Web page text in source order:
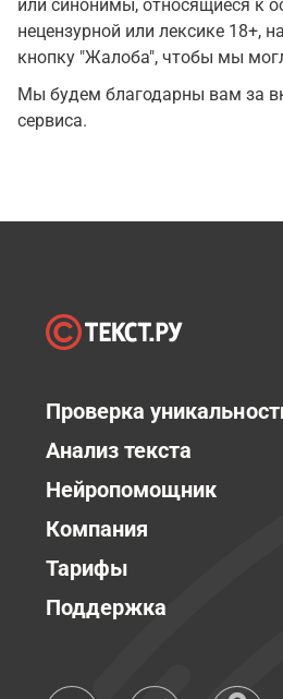
или синонимы, относящиеся к
нецензурной или лексике 18+,
кнопку "Жалоба", чтобы мы
Мы будем благодарны вам за
сервиса.
Проверка
Анализ текста
Нейропомощник
Компания
Тарифы
Поддержка